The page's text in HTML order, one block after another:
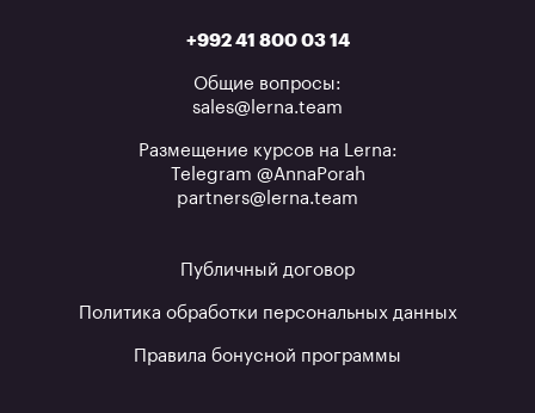
+992 41 800 03 14
Общие вопросы:
sales@lerna.team
Размещение курсов на Lerna:
Telegram @AnnaPorah
partners@lerna.team
Публичный договор
Политика обработки персональных данных
Правила бонусной программы